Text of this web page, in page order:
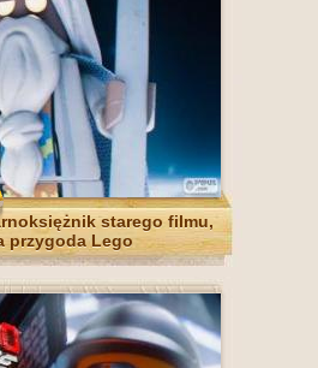
starego filmu,
przygoda Lego